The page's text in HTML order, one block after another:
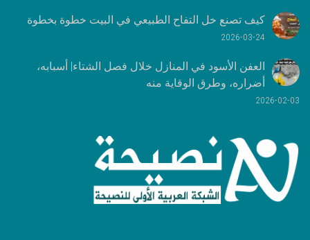
كيف تصنع خل التفاح الطبيعي في البيت خطوة بخطوة
2026-03-24
العفن الأسود في المنازل خلال فصل الشتاء| أسبابه،
أضراره، وطرق الوقاية منه
2026-02-03